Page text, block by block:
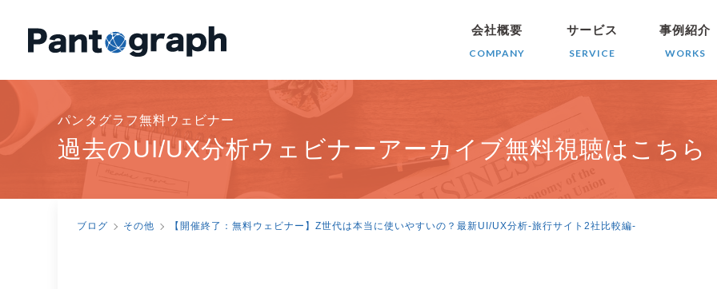
会社概要
COMPANY
サービス
SERVICE
事例紹介
WORKS
パンタグラフ無料ウェビナー
過去のUI/UX分析ウェビナーアーカイブ無料視聴はこちら
ブログ その他 【開催終了：無料ウェビナー】Z世代は本当に使いやすいの？最新UI/UX分析-旅行サイト2社比較編-